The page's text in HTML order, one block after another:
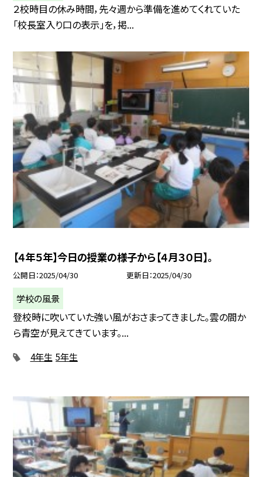
２校時目の休み時間，先々週から準備を進めてくれていた
「校長室入り口の表示」を，掲...
【４年５年】今日の授業の様子から【４月３０日】。
公開日 2025/04/30 更新日 2025/04/30
学校の風景
登校時に吹いていた強い風がおさまってきました。雲の間か
ら青空が見えてきています。...
4年生 5年生